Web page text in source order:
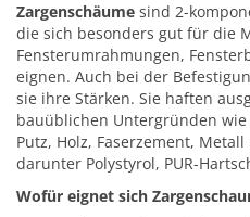
Zargenschäume sind 2-
die sich besonders gut für die
Fensterumrahmungen,
eignen. Auch bei der
sie ihre Stärken. Sie haften
bauüblichen Untergründen
Putz, Holz, Faserzement,
darunter Polystyrol, PUR-
Wofür eignet sich